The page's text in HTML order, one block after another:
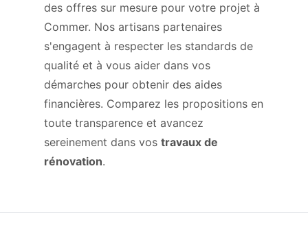
des offres sur mesure pour votre projet à
Commer. Nos artisans partenaires
s'engagent à respecter les standards de
qualité et à vous aider dans vos
démarches pour obtenir des aides
financières. Comparez les propositions en
toute transparence et avancez
sereinement dans vos travaux de
rénovation.